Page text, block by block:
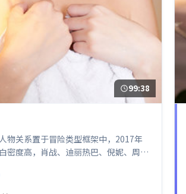
99:38
物关系置于冒险类型框架中，2017年
密度高，肖战、迪丽热巴、倪妮、周
奏值得关注；整体气质偏法国都市与冷